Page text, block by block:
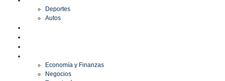
Deportes
Autos
Economía y Finanzas
Negocios